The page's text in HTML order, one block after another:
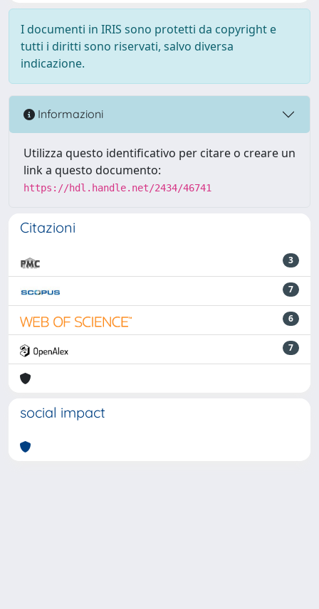
I documenti in IRIS sono protetti da copyright e
tutti i diritti sono riservati, salvo diversa
indicazione.
Informazioni
Utilizza questo identificativo per citare o creare un
link a questo documento:
https://hdl.handle.net/2434/46741
Citazioni
3
7
6
7
social impact